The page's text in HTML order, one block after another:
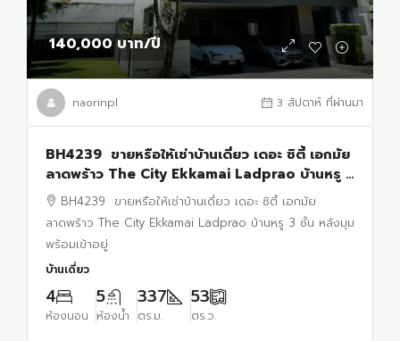
140,000 บาท/ปี
naorinpl 3 สัปดาห์ ที่ผ่านมา
BH4239 ขายหรือให้เช่าบ้านเดี่ยว เดอะ ซิตี้ เอกมัย
ลาดพร้าว The City Ekkamai Ladprao บ้านหรู 3
ชั้น หลังมุม
BH4239 ขายหรือให้เช่าบ้านเดี่ยว เดอะ ซิตี้ เอกมัย
ลาดพร้าว The City Ekkamai Ladprao บ้านหรู 3 ชั้น หลังมุม
พร้อมเข้าอยู่
บ้านเดี่ยว
4
ห้องนอน
5
ห้องน้ำ
337
ตร.ม.
53
ตร.ว.